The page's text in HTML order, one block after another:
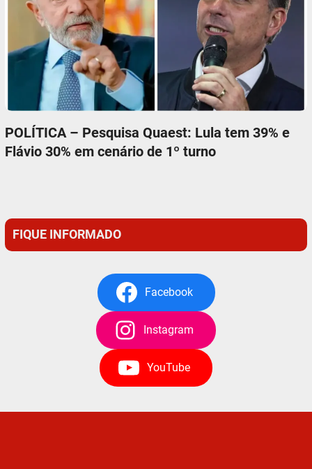
POLÍTICA – Pesquisa Quaest: Lula tem 39% e
Flávio 30% em cenário de 1º turno
FIQUE INFORMADO
Facebook
Instagram
YouTube